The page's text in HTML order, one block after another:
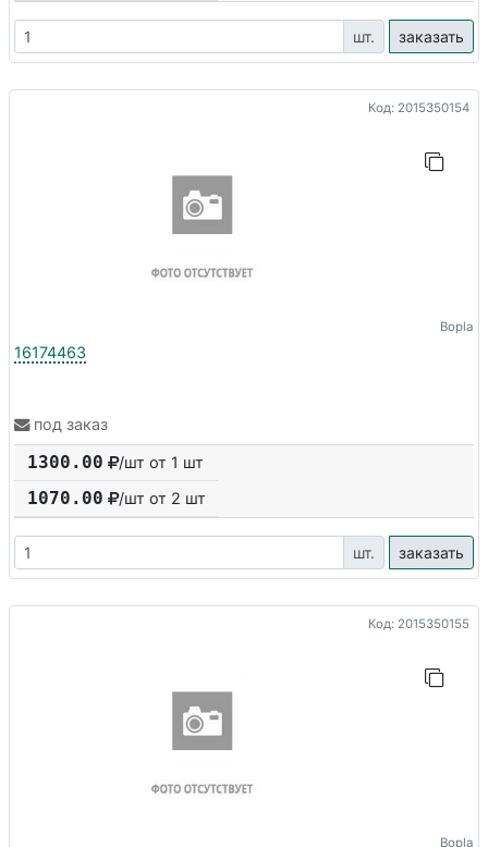
шт. заказать
Код: 2015350154
Bopla
16174463
под заказ
1300.00 /шт от 1 шт
1070.00 /шт от 2 шт
шт. заказать
Код: 2015350155
Bopla